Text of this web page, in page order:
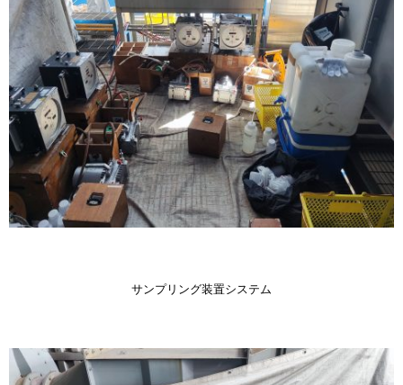
サンプリング装置システム